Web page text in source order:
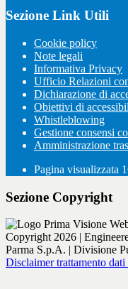
Sezione Link Utili
Cookie policy
Note legali
Informativa Privacy
Ufficio Relazioni
Dichiarazione di
Obiettivi di
Whistleblowing
Gestione consensi
Amministrazione
Pagina visualizzata
Sezione Copyright
Copyright 2026 |
Parma S.p.A. | Divisione
Disclaimer trattamento dati